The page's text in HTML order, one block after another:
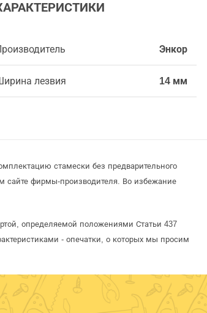
Энкор
лезвия 14 мм
стамески без предварительного
сайте фирмы-производителя. Во избежание
определяемой положениями Статьи 437
- опечатки, о которых мы просим